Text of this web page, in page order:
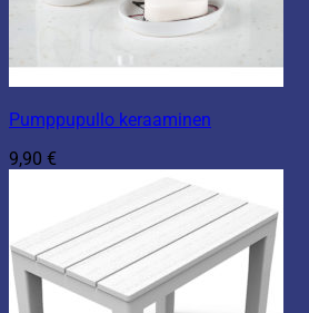
Pumppupullo keraaminen
9,90 €